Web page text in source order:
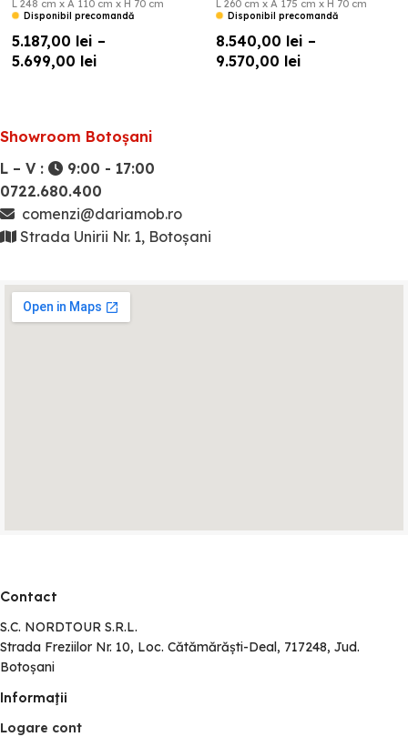
L 248 cm x A 110 cm x H 70 cm
Disponibil precomandă
5.187,00 lei –
5.699,00 lei
L 260 cm x A 175 cm x H 70 cm
Disponibil precomandă
8.540,00 lei –
9.570,00 lei
Showroom Botoșani
L – V :
9:00 - 17:00
0722.680.400
comenzi@dariamob.ro
Strada Unirii Nr. 1, Botoșani
Contact
S.C. NORDTOUR S.R.L.
Strada Freziilor Nr. 10, Loc. Cătămărăști-Deal, 717248, Jud.
Botoșani
Informaţii
Logare cont